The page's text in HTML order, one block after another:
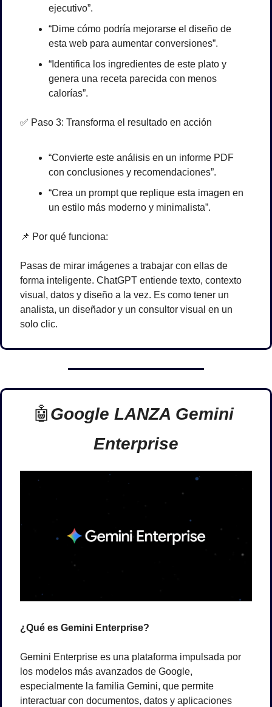
ejecutivo”.
“Dime cómo podría mejorarse el diseño de
esta web para aumentar conversiones”.
“Identifica los ingredientes de este plato y
genera una receta parecida con menos
calorías”.
✅ Paso 3: Transforma el resultado en acción
“Convierte este análisis en un informe PDF
con conclusiones y recomendaciones”.
“Crea un prompt que replique esta imagen en
un estilo más moderno y minimalista”.
📌 Por qué funciona:
Pasas de mirar imágenes a trabajar con ellas de
forma inteligente. ChatGPT entiende texto, contexto
visual, datos y diseño a la vez. Es como tener un
analista, un diseñador y un consultor visual en un
solo clic.
🤖Google LANZA Gemini
Enterprise
¿Qué es Gemini Enterprise?
Gemini Enterprise es una plataforma impulsada por
los modelos más avanzados de Google,
especialmente la familia Gemini, que permite
interactuar con documentos, datos y aplicaciones